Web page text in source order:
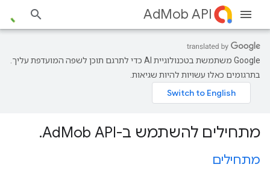
AdMob API
‫Google משתמשת בטכנולוגיית AI כדי לתרגם תוכן לשפה המועדפת עליך.
בתרגומים כאלו עשויות להיות שגיאות.
מתחילים להשתמש ב-AdMob API.
מתחילים